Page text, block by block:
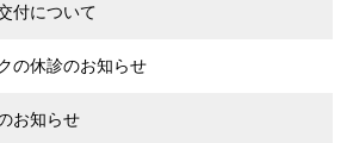
付について
の休診のお知らせ
お知らせ